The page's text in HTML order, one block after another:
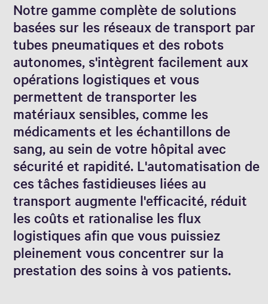
Notre gamme complète de solutions
basées sur les réseaux de transport par
tubes pneumatiques et des robots
autonomes, s'intègrent facilement aux
opérations logistiques et vous
permettent de transporter les
matériaux sensibles, comme les
médicaments et les échantillons de
sang, au sein de votre hôpital avec
sécurité et rapidité. L'automatisation de
ces tâches fastidieuses liées au
transport augmente l'efficacité, réduit
les coûts et rationalise les flux
logistiques afin que vous puissiez
pleinement vous concentrer sur la
prestation des soins à vos patients.